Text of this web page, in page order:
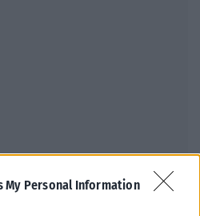
My Personal Information